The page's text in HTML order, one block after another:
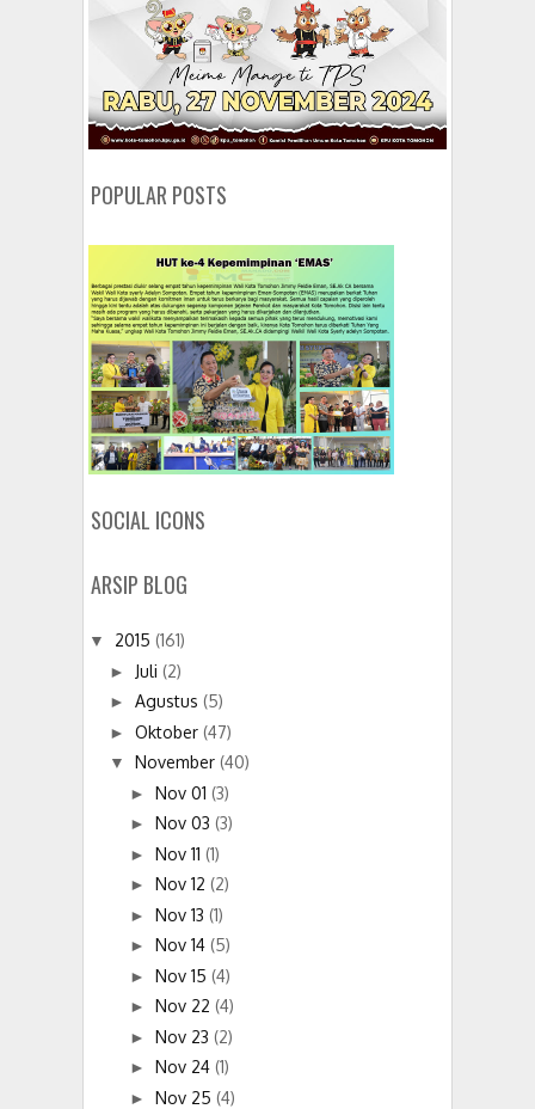
POPULAR POSTS
SOCIAL ICONS
ARSIP BLOG
▼ 2015 (161)
► Juli (2)
► Agustus (5)
► Oktober (47)
▼ November (40)
► Nov 01 (3)
► Nov 03 (3)
► Nov 11 (1)
► Nov 12 (2)
► Nov 13 (1)
► Nov 14 (5)
► Nov 15 (4)
► Nov 22 (4)
► Nov 23 (2)
► Nov 24 (1)
► Nov 25 (4)